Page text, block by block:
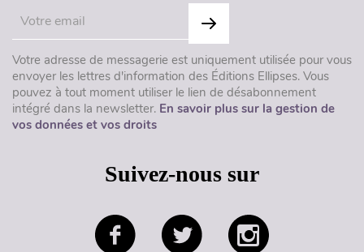
Votre adresse de messagerie est uniquement utilisée pour vous
envoyer les lettres d'information des Éditions Ellipses. Vous
pouvez à tout moment utiliser le lien de désabonnement
intégré dans la newsletter. En savoir plus sur la gestion de
vos données et vos droits
Suivez-nous sur